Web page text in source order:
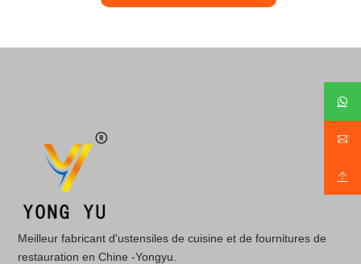
Meilleur fabricant d'ustensiles de cuisine et de fournitures de
restauration en Chine -Yongyu.